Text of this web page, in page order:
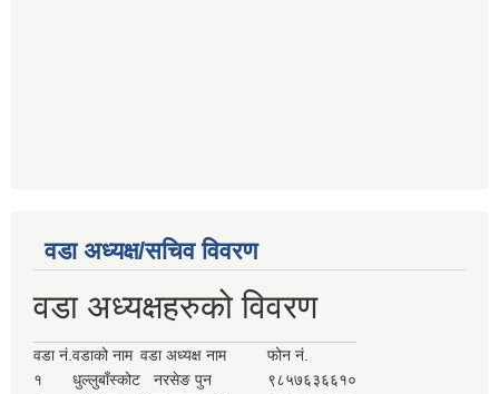
वडा अध्यक्ष/सचिव विवरण
वडा अध्यक्षहरुको विवरण
वडा नं.वडाको नाम वडा अध्यक्ष नाम
फोन नं.
१
धुल्लुबाँस्कोट नरसेङ पुन
९८५७६३६६१०